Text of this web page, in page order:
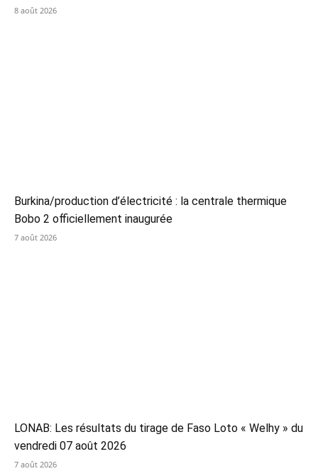
8 août 2026
Burkina/production d’électricité : la centrale thermique
Bobo 2 officiellement inaugurée
7 août 2026
LONAB: Les résultats du tirage de Faso Loto « Welhy » du
vendredi 07 août 2026
7 août 2026